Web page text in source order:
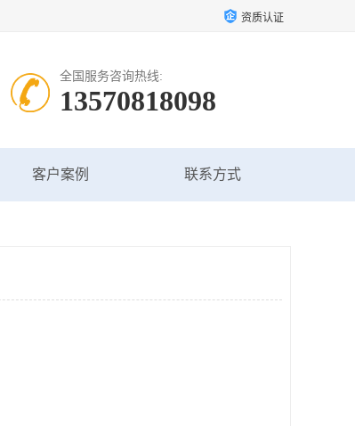
资质认证
全国服务咨询热线:
13570818098
客户案例 联系方式